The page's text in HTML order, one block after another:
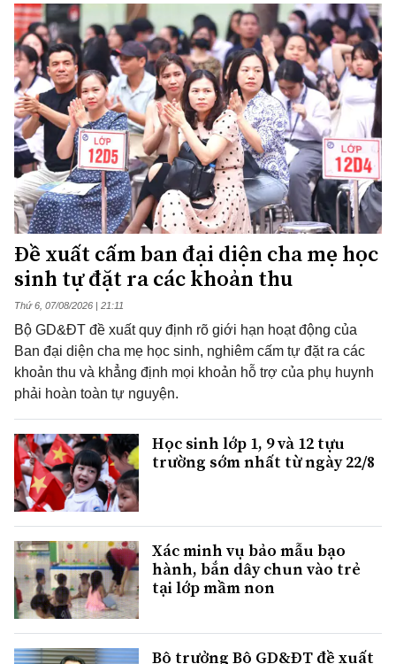
Đề xuất cấm ban đại diện cha mẹ học
sinh tự đặt ra các khoản thu
Thứ 6, 07/08/2026 | 21:11
Bộ GD&ĐT đề xuất quy định rõ giới hạn hoạt động của
Ban đại diện cha mẹ học sinh, nghiêm cấm tự đặt ra các
khoản thu và khẳng định mọi khoản hỗ trợ của phụ huynh
phải hoàn toàn tự nguyện.
Học sinh lớp 1, 9 và 12 tựu
trường sớm nhất từ ngày 22/8
Xác minh vụ bảo mẫu bạo
hành, bắn dây chun vào trẻ
tại lớp mầm non
Bộ trưởng Bộ GD&ĐT đề xuất